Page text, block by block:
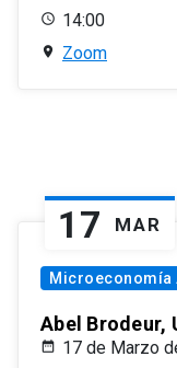
14:00
Zoom
17 MAR
Microeconomía
Abel Brodeur,
17 de Marzo